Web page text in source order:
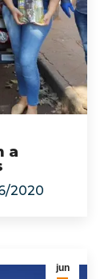
a
2020
jun